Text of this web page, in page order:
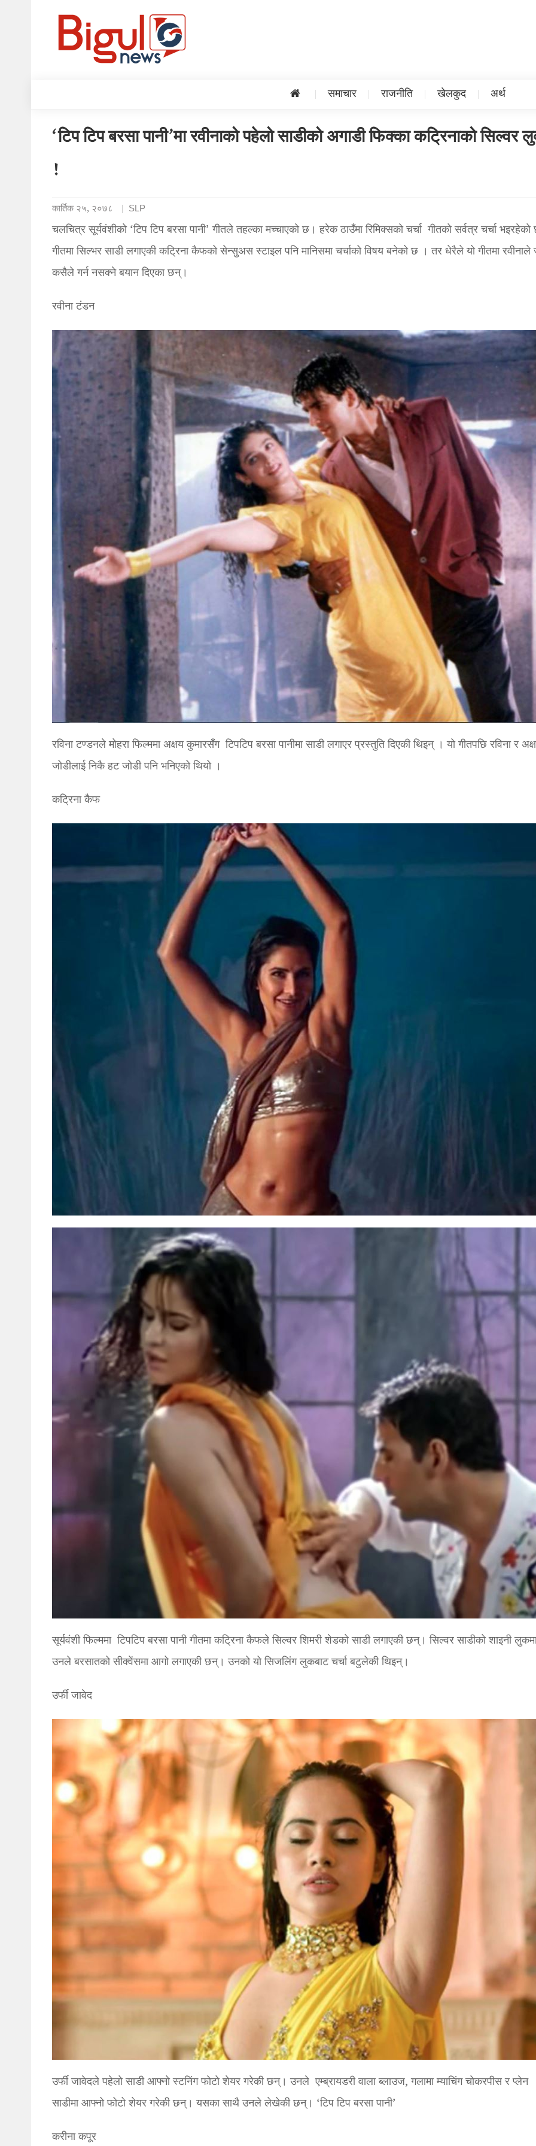
समाचार राजनीति खेलकुद अर्थ
‘टिप टिप बरसा पानी’मा रवीनाको पहेलो साडीको अगाडी फिक्का कट्रिनाको सिल्वर
!
कार्तिक २५, २०७८ SLP
चलचित्र सूर्यवंशीको ‘टिप टिप बरसा पानी’ गीतले तहल्का मच्चाएको छ। हरेक ठाउँमा रिमिक्सको चर्चा गीतको सर्वत्र चर्चा
गीतमा सिल्भर साडी लगाएकी कट्रिना कैफको सेन्सुअस स्टाइल पनि मानिसमा चर्चाको विषय बनेको छ । तर धेरैले यो गीतमा
कसैले गर्न नसक्ने बयान दिएका छन्।
रवीना टंडन
रविना टण्डनले मोहरा फिल्ममा अक्षय कुमारसँग टिपटिप बरसा पानीमा साडी लगाएर प्रस्तुति दिएकी थिइन् । यो गीतपछि रविना र
जोडीलाई निकै हट जोडी पनि भनिएको थियो ।
कट्रिना कैफ
सूर्यवंशी फिल्ममा ट‍िपट‍िप बरसा पानी गीतमा कट्रिना कैफले सिल्वर श‍िमरी शेडको साडी लगाएकी छन्। सिल्वर साडीको शाइनी
उनले बरसातको सीक्वेंसमा आगो लगाएकी छन्। उनको यो सिजलिंग लुकबाट चर्चा बटुलेकी थिइन्।
उर्फी जावेद
उर्फी जावेदले पहेलो साडी आफ्नो स्टन‍िंग फोटो शेयर गरेकी छन्। उनले एम्ब्रायडरी वाला ब्लाउज, गलामा म्याचिंग चोकरपीस र प्लेन
साडीमा आफ्नो फोटो शेयर गरेकी छन्। यसका साथै उनले लेखेकी छन्। ‘ट‍िप ट‍िप बरसा पानी’
करीना कपूर